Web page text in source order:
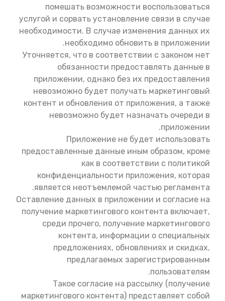
помешать возможности воспользоваться
услугой и сорвать установление связи в случае
необходимости. В случае изменения данных их
необходимо обновить в приложении.
Уточняется, что в соответствии с законом нет
обязанности предоставлять данные в
приложении, однако без их предоставления
невозможно будет получать маркетинговый
контент и обновления от приложения, а также
невозможно будет назначать очереди в
приложении.
Приложение не будет использовать
предоставленные данные иным образом, кроме
как в соответствии с политикой
конфиденциальности приложения, которая
является неотъемлемой частью регламента.
Оставление данных в приложении и согласие на
получение маркетингового контента включает,
среди прочего, получение маркетингового
контента, информации о специальных
предложениях, обновлениях и скидках,
предлагаемых зарегистрированным
пользователям.
Такое согласие на рассылку (получение
маркетингового контента) представляет собой